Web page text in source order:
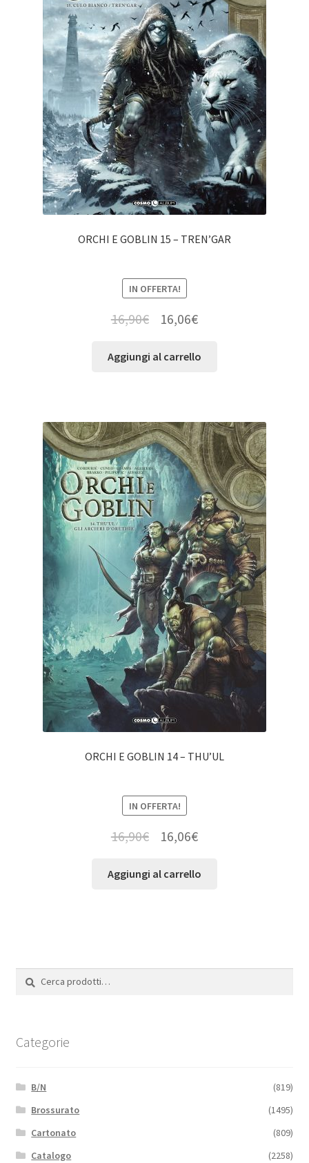
ORCHI E GOBLIN 15 – TREN’GAR
IN OFFERTA!
16,90€ 16,06€
Aggiungi al carrello
ORCHI E GOBLIN 14 – THU’UL
IN OFFERTA!
16,90€ 16,06€
Aggiungi al carrello
Categorie
B/N
(819)
Brossurato
(1495)
Cartonato
(809)
Catalogo
(2258)